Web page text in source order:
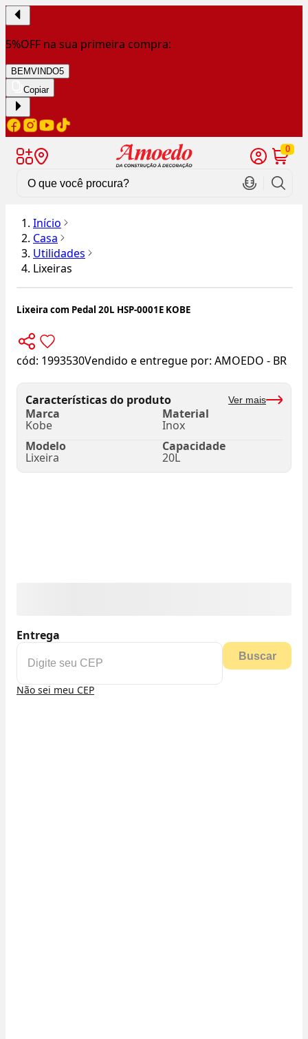
5%OFF na sua primeira compra:
BEMVINDO5
Copiar
0
Início
Casa
Utilidades
Lixeiras
Lixeira com Pedal 20L HSP-0001E KOBE
cód: 1993530Vendido e entregue por: AMOEDO - BR
Características do produto Ver mais
Marca
Kobe
Material
Inox
Modelo
Lixeira
Capacidade
20L
Entrega
Buscar
Não sei meu CEP